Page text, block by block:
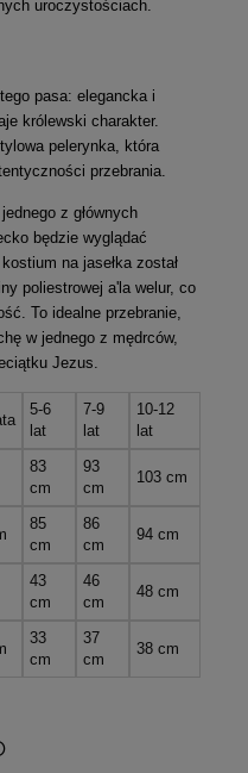
uroczystościach.
pasa: elegancka i
królewski charakter.
pelerynka, która
przebrania.
z głównych
będzie wyglądać
kostium na jasełka został
poliestrowej a'la welur, co
To idealne przebranie,
w jednego z mędrców,
Jezus.
5-6
lat
7-9
lat
10-12
lat
83
cm
93
cm
103 cm
85
cm
86
cm
94 cm
43
cm
46
cm
48 cm
33
cm
37
cm
38 cm